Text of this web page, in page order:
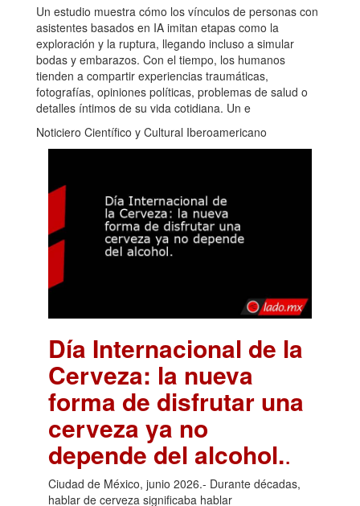
Un estudio muestra cómo los vínculos de personas con
asistentes basados en IA imitan etapas como la
exploración y la ruptura, llegando incluso a simular
bodas y embarazos. Con el tiempo, los humanos
tienden a compartir experiencias traumáticas,
fotografías, opiniones políticas, problemas de salud o
detalles íntimos de su vida cotidiana. Un e
Noticiero Científico y Cultural Iberoamericano
Día Internacional de la
Cerveza: la nueva
forma de disfrutar una
cerveza ya no
depende del alcohol..
Ciudad de México, junio 2026.- Durante décadas,
hablar de cerveza significaba hablar